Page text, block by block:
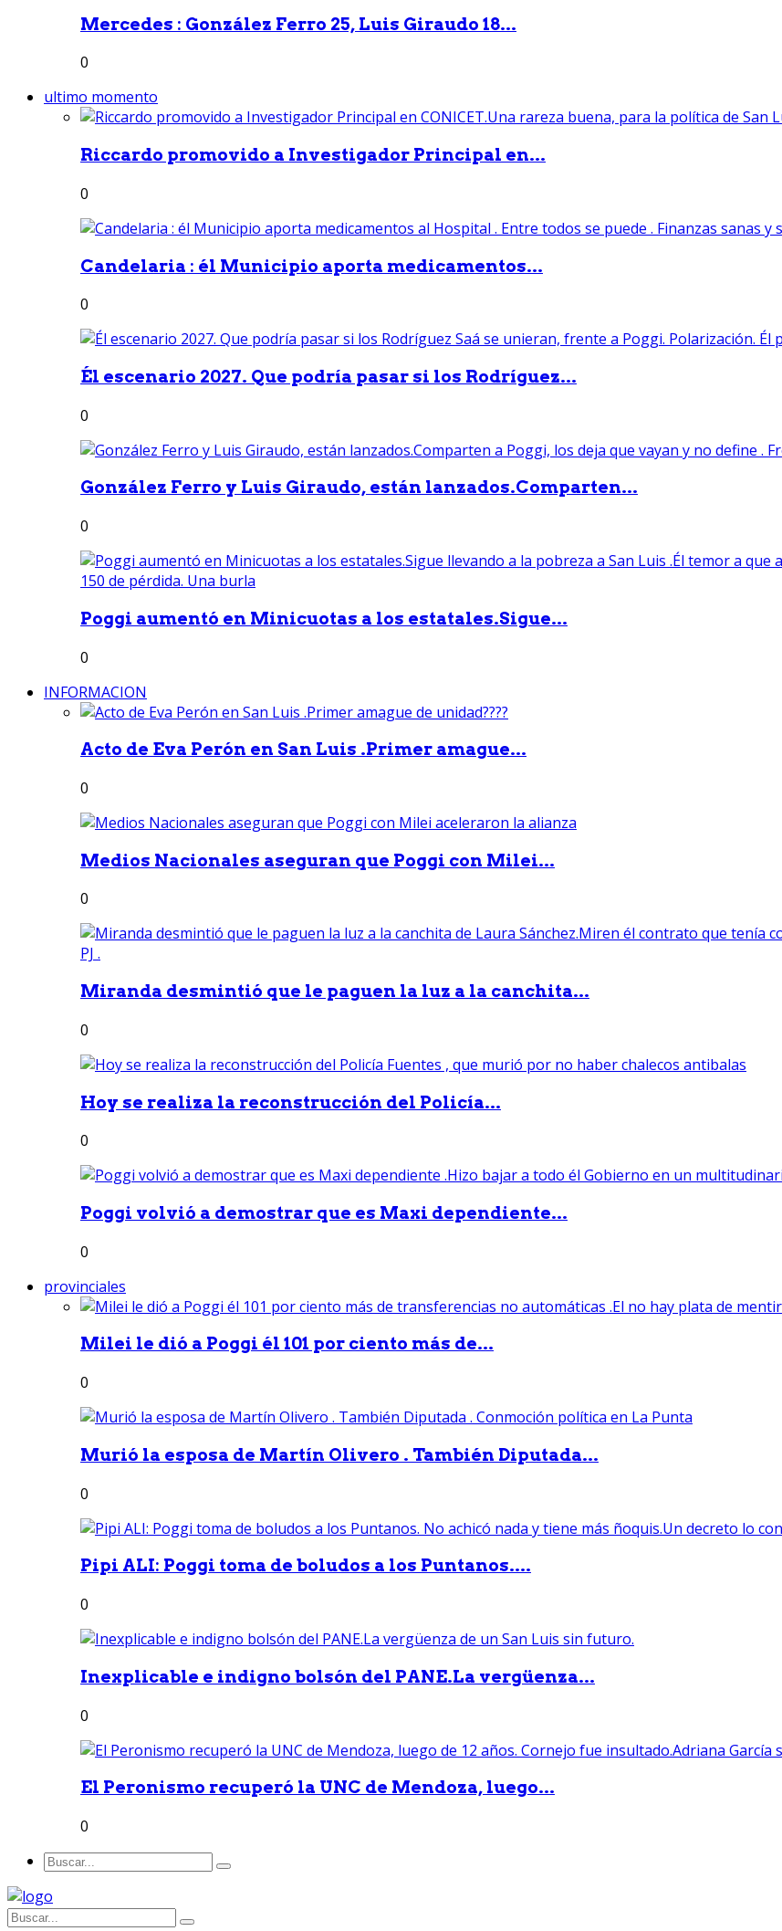
Mercedes : González Ferro 25, Luis Giraudo 18...
0
ultimo momento
Riccardo promovido a Investigador Principal en...
0
Candelaria : él Municipio aporta medicamentos...
0
Él escenario 2027. Que podría pasar si los Rodríguez...
0
González Ferro y Luis Giraudo, están lanzados.Comparten...
0
Poggi aumentó en Minicuotas a los estatales.Sigue...
0
INFORMACION
Acto de Eva Perón en San Luis .Primer amague...
0
Medios Nacionales aseguran que Poggi con Milei...
0
Miranda desmintió que le paguen la luz a la canchita...
0
Hoy se realiza la reconstrucción del Policía...
0
Poggi volvió a demostrar que es Maxi dependiente...
0
provinciales
Milei le dió a Poggi él 101 por ciento más de...
0
Murió la esposa de Martín Olivero . También Diputada...
0
Pipi ALI: Poggi toma de boludos a los Puntanos....
0
Inexplicable e indigno bolsón del PANE.La vergüenza...
0
El Peronismo recuperó la UNC de Mendoza, luego...
0